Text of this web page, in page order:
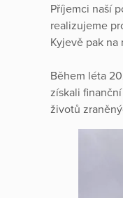
Příjemci naší
realizujeme
Kyjevě pak
Během léta
získali
životů